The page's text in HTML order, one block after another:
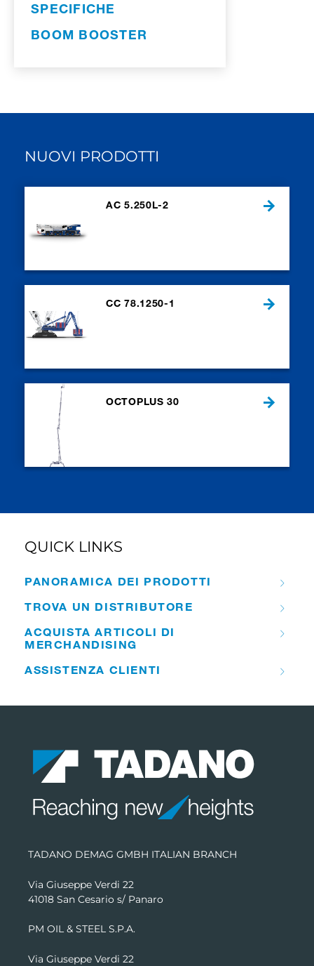
SPECIFICHE
BOOM BOOSTER
NUOVI PRODOTTI
AC 5.250L-2
CC 78.1250-1
OCTOPLUS 30
QUICK LINKS
PANORAMICA DEI PRODOTTI
TROVA UN DISTRIBUTORE
ACQUISTA ARTICOLI DI
MERCHANDISING
ASSISTENZA CLIENTI
TADANO DEMAG GMBH ITALIAN BRANCH
Via Giuseppe Verdi 22
41018 San Cesario s/ Panaro
PM OIL & STEEL S.P.A.
Via Giuseppe Verdi 22